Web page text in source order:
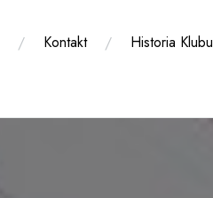
Kontakt Historia Klubu